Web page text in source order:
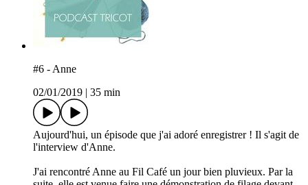
#6 - Anne
02/01/2019
35 min
Aujourd'hui, un épisode que j'ai adoré enregistrer ! Il s'agit de
l'interview d'Anne.
J'ai rencontré Anne au Fil Café un jour bien pluvieux. Par la